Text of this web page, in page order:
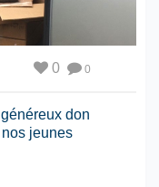
0
0
don
jeunes